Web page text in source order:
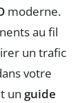
moderne.
au fil
un trafic
votre
un guide